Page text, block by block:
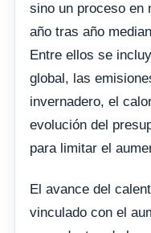
sino un proceso en
año tras año
Entre ellos se
global, las
invernadero, el
evolución del
para limitar el
El avance del
vinculado con el